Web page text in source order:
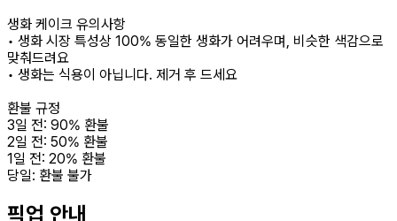
생화 케이크 유의사항
• 생화 시장 특성상 100% 동일한 생화가 어려우며, 비슷한 색감으로
맞춰드려요
• 생화는 식용이 아닙니다. 제거 후 드세요
환불 규정
3일 전: 90% 환불
2일 전: 50% 환불
1일 전: 20% 환불
당일: 환불 불가
픽업 안내